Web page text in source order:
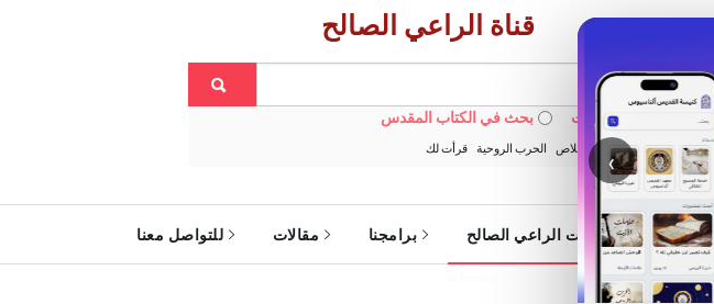
‹
قناة الراعي الصالح
بحث في الويبسايت بحث في الكتاب المقدس
الأكثر بحثًا: خبزنا اليومي الخلاص الحرب الروحية قرأت لك
الرئيسية خدمات الراعي الصالح برامجنا مقالات للتواصل معنا